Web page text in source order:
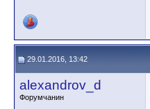
29.01.2016, 13:42
alexandrov_d
Форумчанин